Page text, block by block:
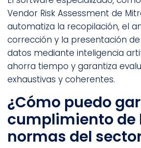
Vendor Risk Assessment de
automatiza la recopilación, el
corrección y la presentación
datos mediante inteligencia
ahorra tiempo y garantiza
exhaustivas y coherentes.
¿Cómo puedo
cumplimiento de
normas del